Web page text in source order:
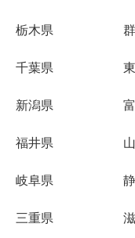
栃木県
千葉県
新潟県
福井県
岐阜県
三重県